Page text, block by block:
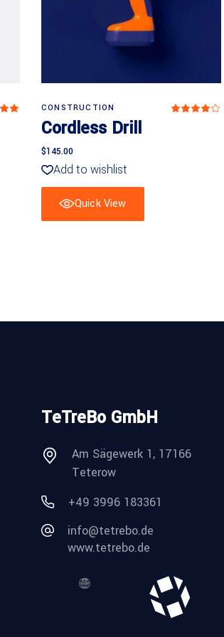
BewertetIn den Warenkorb
CONSTRUCTION
Cordless Drill
$145.00
Add to wishlist
Quick View
TeTreBo GmbH
Am Sägewerk 1, 17166
Teterow
+49 3996 183361
info@tetrebo.de
www.tetrebo.de